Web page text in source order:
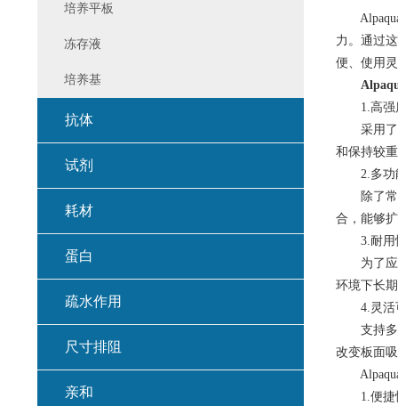
Alpaqua
力。通过
便、使用
1.高强
采用了先
和保持较
2.多功
除了常规
合，能够
3.耐用
为了应对
环境下长
4.灵活
支持多种
改变板面
Alpaqua
1.便捷性
培养平板
冻存液
培养基
抗体
试剂
耗材
蛋白
疏水作用
尺寸排阻
亲和